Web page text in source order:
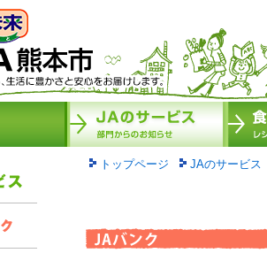
トップページ JAのサービス